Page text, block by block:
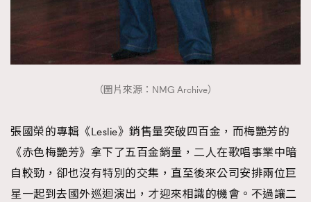
（圖片來源：NMG Archive）
張國榮的專輯《Leslie》銷售量突破四百金，而梅艷芳的
《赤色梅艷芳》拿下了五百金銷量，二人在歌唱事業中暗
自較勁，卻也沒有特別的交集，直至後來公司安排兩位巨
星一起到去國外巡迴演出，才迎來相識的機會。不過讓二